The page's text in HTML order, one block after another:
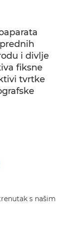
i divlje
fiksne
tvrtke
s našim